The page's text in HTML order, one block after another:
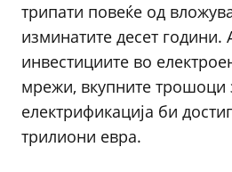
трипати повеќе од
изминатите десет години.
инвестициите во
мрежи, вкупните трошоци
електрификација би
трилиони евра.